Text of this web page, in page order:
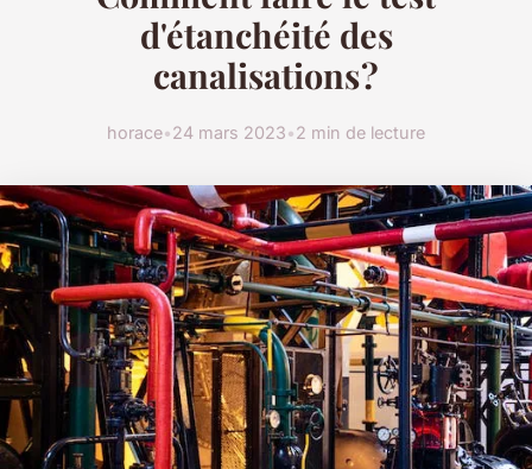
d'étanchéité des
canalisations ?
horace•24 mars 2023•2 min de lecture